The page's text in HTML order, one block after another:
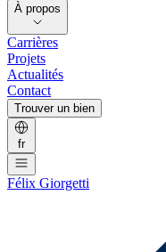
À propos
Carrières
Projets
Actualités
Contact
Trouver un bien
fr
Félix Giorgetti